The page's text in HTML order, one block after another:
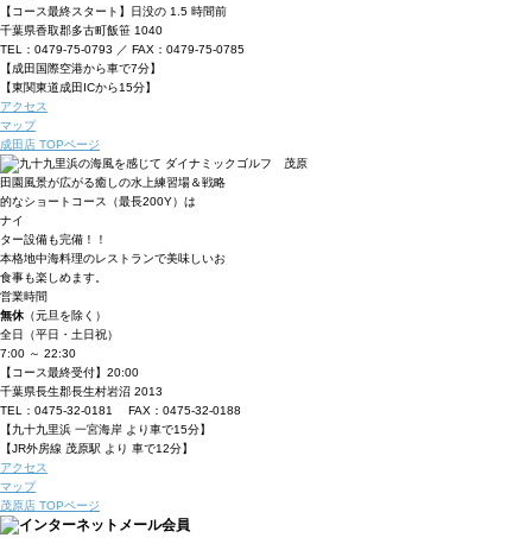
【コース最終スタート】日没の 1.5 時間前
千葉県香取郡多古町飯笹 1040
TEL：0479-75-0793 ／ FAX：0479-75-0785
【成田国際空港から車で7分】
【東関東道成田ICから15分】
アクセス
マップ
成田店 TOPページ
田園風景が広がる癒しの水上練習場＆戦略
的なショートコース（最長200Y）は
ナイ
ター設備も完備！！
本格地中海料理のレストランで美味しいお
食事も楽しめます。
営業時間
無休 （元旦を除く）
全日（平日・土日祝）
7:00 ～ 22:30
【コース最終受付】20:00
千葉県長生郡長生村岩沼 2013
TEL：0475-32-0181 FAX：0475-32-0188
【九十九里浜 一宮海岸 より車で15分】
【JR外房線 茂原駅 より 車で12分】
アクセス
マップ
茂原店 TOPページ